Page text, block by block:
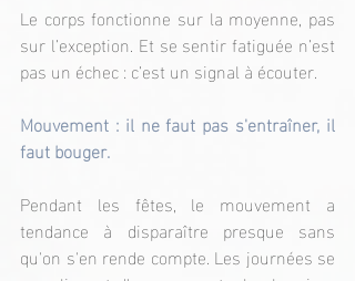
Le corps fonctionne sur la moyenne, pas
sur l’exception. Et se sentir fatiguée n’est
pas un échec : c’est un signal à écouter.
Mouvement : il ne faut pas s'entraîner, il
faut bouger.
Pendant les fêtes, le mouvement a
tendance à disparaître presque sans
qu'on s'en rende compte. Les journées se